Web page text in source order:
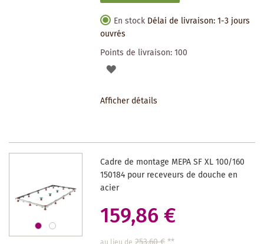
En stock Délai de livraison: 1-3 jours
ouvrés
Points de livraison:100
AJOUTER
SOUHAITS
Afficher détails
Cadre de montage MEPA SF XL 100/160
150184 pour receveurs de douche en
acier
159,86 €